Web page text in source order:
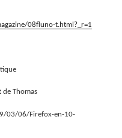
08fluno-t.html?_r=1
Thomas
03/06/Firefox-en-10-